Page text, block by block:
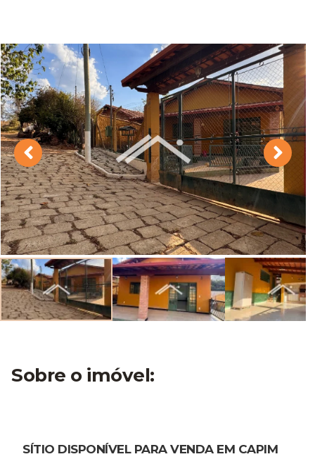
Sobre o imóvel:
SÍTIO DISPONÍVEL PARA VENDA EM CAPIM